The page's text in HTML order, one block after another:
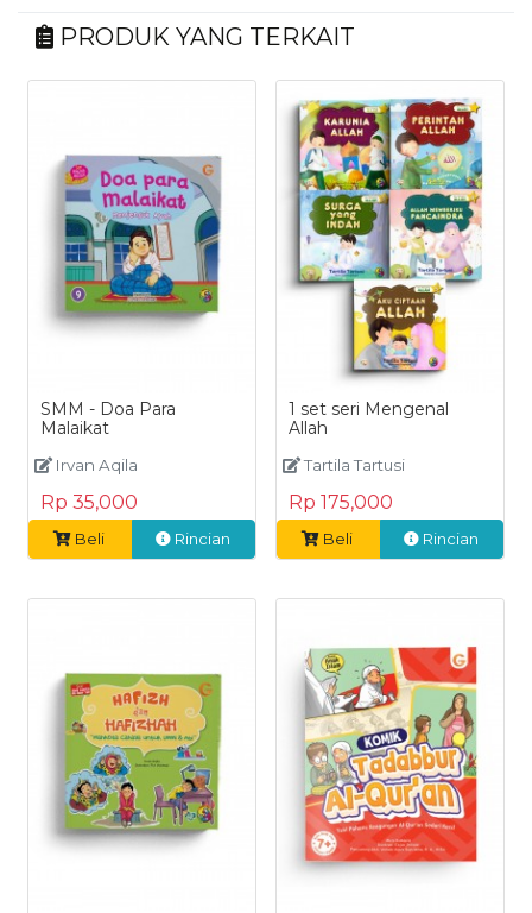
PRODUK YANG TERKAIT
SMM - Doa Para
Malaikat
Irvan Aqila
Rp 35,000
Beli Rincian
1 set seri Mengenal
Allah
Tartila Tartusi
Rp 175,000
Beli Rincian